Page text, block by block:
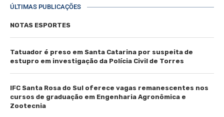
ÚLTIMAS PUBLICAÇÕES
NOTAS ESPORTES
Tatuador é preso em Santa Catarina por suspeita de
estupro em investigação da Polícia Civil de Torres
IFC Santa Rosa do Sul oferece vagas remanescentes nos
cursos de graduação em Engenharia Agronômica e
Zootecnia